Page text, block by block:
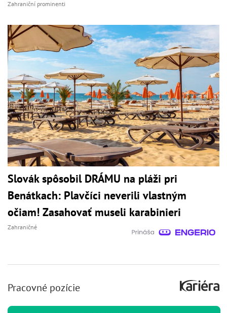
Zahraniční prominenti
Slovák spôsobil DRÁMU na pláži pri
Benátkach: Plavčíci neverili vlastným
očiam! Zasahovať museli karabinieri
Zahraničné
Pracovné pozície